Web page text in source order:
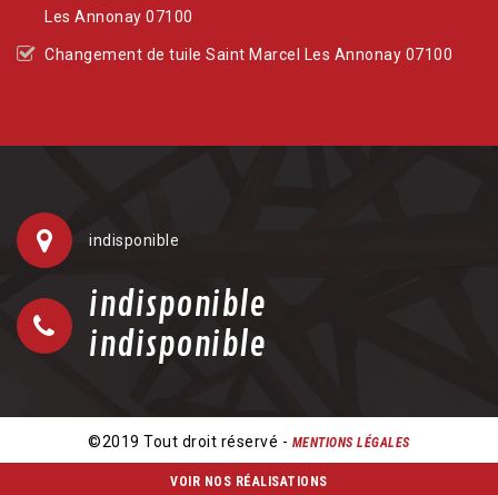
Les Annonay 07100
Changement de tuile Saint Marcel Les Annonay 07100
indisponible
indisponible
indisponible
©2019 Tout droit réservé - MENTIONS LÉGALES
VOIR NOS RÉALISATIONS